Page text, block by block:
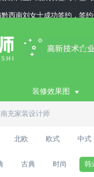
司 与阿克苏刘玉坤成功签约
东莞陈先生成功签约，签约金
运城王先生成功签约，签约金
与西宁祁先生成功签约，签约
装修效果图
南充家装设计师
北欧 欧式 中式
古典 时尚 韩